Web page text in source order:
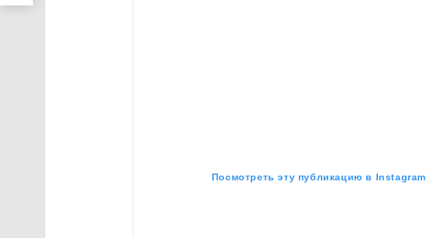
Посмотреть эту публикацию в Instagram